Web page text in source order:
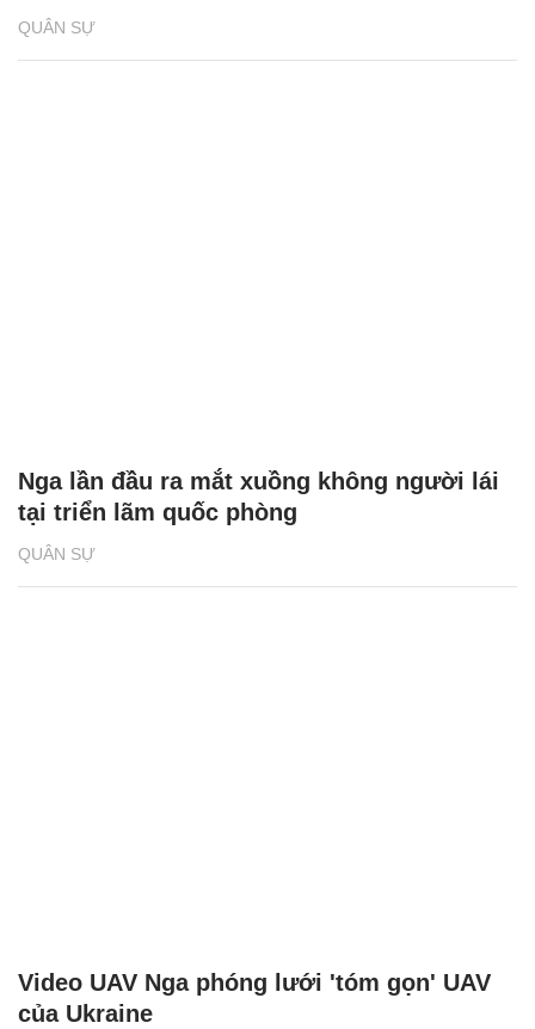
QUÂN SỰ
QUÂN SỰ
Nga lần đầu ra mắt xuồng không người lái
tại triển lãm quốc phòng
Video UAV Nga phóng lưới 'tóm gọn' UAV
của Ukraine